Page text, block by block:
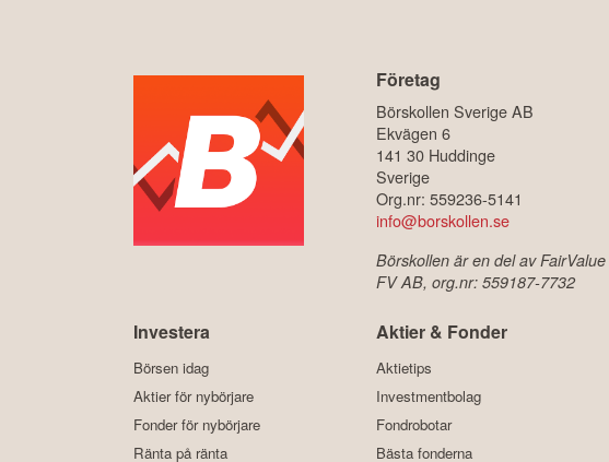
Företag
Börskollen Sverige AB
Ekvägen 6
141 30 Huddinge
Sverige
Org.nr: 559236-5141
info@borskollen.se
Börskollen är en del av FairValue
FV AB, org.nr: 559187-7732
Investera
Börsen idag
Aktier för nybörjare
Fonder för nybörjare
Ränta på ränta
Aktier & Fonder
Aktietips
Investmentbolag
Fondrobotar
Bästa fonderna